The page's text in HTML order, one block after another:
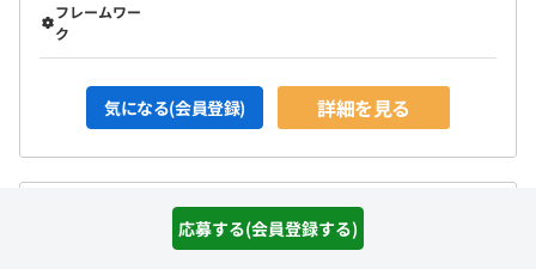
応募する(会員登録する)
フレームワー
ク
気になる(会員登録) 詳細を見る
名古屋）自動車機能の制御装置MBD開発にジョイン／大手メ
ーカー案件◎成長支援制度【リモート可】上場企業G